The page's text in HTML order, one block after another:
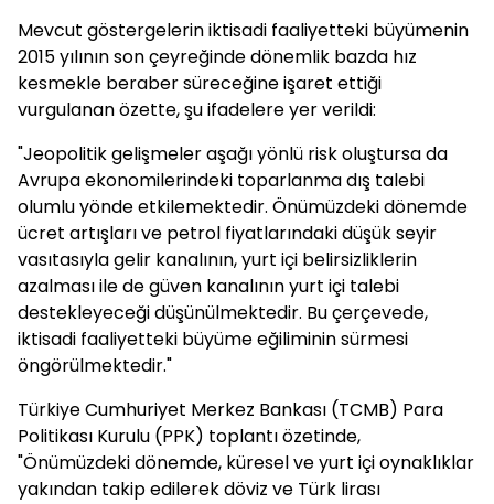
Mevcut göstergelerin iktisadi faaliyetteki büyümenin
2015 yılının son çeyreğinde dönemlik bazda hız
kesmekle beraber süreceğine işaret ettiği
vurgulanan özette, şu ifadelere yer verildi:
"Jeopolitik gelişmeler aşağı yönlü risk oluştursa da
Avrupa ekonomilerindeki toparlanma dış talebi
olumlu yönde etkilemektedir. Önümüzdeki dönemde
ücret artışları ve petrol fiyatlarındaki düşük seyir
vasıtasıyla gelir kanalının, yurt içi belirsizliklerin
azalması ile de güven kanalının yurt içi talebi
destekleyeceği düşünülmektedir. Bu çerçevede,
iktisadi faaliyetteki büyüme eğiliminin sürmesi
öngörülmektedir."
Türkiye Cumhuriyet Merkez Bankası (TCMB) Para
Politikası Kurulu (PPK) toplantı özetinde,
"Önümüzdeki dönemde, küresel ve yurt içi oynaklıklar
yakından takip edilerek döviz ve Türk lirası